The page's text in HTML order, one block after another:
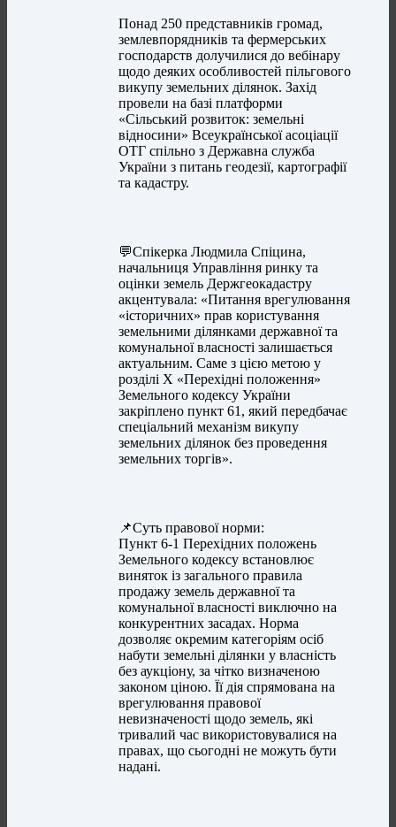
Понад 250 представників громад,
землевпорядників та фермерських
господарств долучилися до вебінару
щодо деяких особливостей пільгового
викупу земельних ділянок. Захід
провели на базі платформи
«Сільський розвиток: земельні
відносини» Всеукраїнської асоціації
ОТГ спільно з Державна служба
України з питань геодезії, картографії
та кадастру.
💬Спікерка Людмила Спіцина,
начальниця Управління ринку та
оцінки земель Держгеокадастру
акцентувала: «Питання врегулювання
«історичних» прав користування
земельними ділянками державної та
комунальної власності залишається
актуальним. Саме з цією метою у
розділі Х «Перехідні положення»
Земельного кодексу України
закріплено пункт 61, який передбачає
спеціальний механізм викупу
земельних ділянок без проведення
земельних торгів».
📌Суть правової норми:
Пункт 6-1 Перехідних положень
Земельного кодексу встановлює
виняток із загального правила
продажу земель державної та
комунальної власності виключно на
конкурентних засадах. Норма
дозволяє окремим категоріям осіб
набути земельні ділянки у власність
без аукціону, за чітко визначеною
законом ціною. Її дія спрямована на
врегулювання правової
невизначеності щодо земель, які
тривалий час використовувалися на
правах, що сьогодні не можуть бути
надані.